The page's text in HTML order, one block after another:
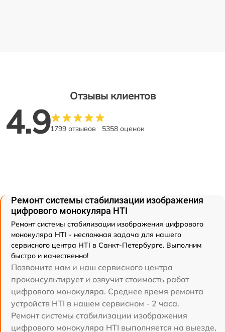
Отзывы клиентов
4.91799 отзывов 5358 оценок
Ремонт системы стабилизации изображения
цифрового монокуляра HTI
Ремонт системы стабилизации изображения цифрового
монокуляра HTI - несложная задача для нашего
сервисного центра HTI в Санкт-Петербурге. Выполним
быстро и качественно!
Позвоните нам и наш сервисного центра
проконсультирует и озвучит стоимость работ
цифрового монокуляра. Среднее время ремонта
устройств HTI в нашем сервисном - 2 часа.
Ремонт системы стабилизации изображения
цифрового монокуляра HTI выполняется на выезде,